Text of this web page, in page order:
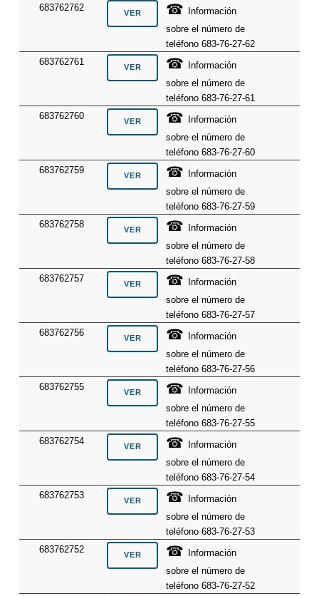
683762762
☎
Información
sobre el número de
teléfono 683-76-27-62
683762761
☎
Información
sobre el número de
teléfono 683-76-27-61
683762760
☎
Información
sobre el número de
teléfono 683-76-27-60
683762759
☎
Información
sobre el número de
teléfono 683-76-27-59
683762758
☎
Información
sobre el número de
teléfono 683-76-27-58
683762757
☎
Información
sobre el número de
teléfono 683-76-27-57
683762756
☎
Información
sobre el número de
teléfono 683-76-27-56
683762755
☎
Información
sobre el número de
teléfono 683-76-27-55
683762754
☎
Información
sobre el número de
teléfono 683-76-27-54
683762753
☎
Información
sobre el número de
teléfono 683-76-27-53
683762752
☎
Información
sobre el número de
teléfono 683-76-27-52